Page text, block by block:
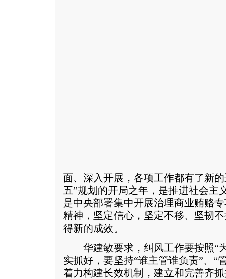
面、深入开展，各项工作都有了新
五”规划的开局之年，是推进社会主
是中央部署集中开展治理商业贿赂
精神，坚定信心，坚定不移、坚韧
得新的成效。
华建敏要求，纠风工作要按照“
实抓好，要坚持“谁主管谁负责”、“
着力构建长效机制，建立和完善齐